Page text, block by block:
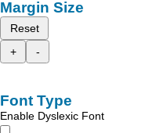
Margin Size
Reset
+
-
Font Type
Enable Dyslexic Font